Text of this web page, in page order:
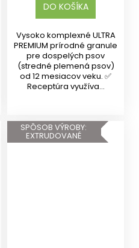
DO KOŠÍKA
Vysoko komplexné ULTRA
PREMIUM prírodné granule
pre dospelých psov
(stredné plemená psov)
od 12 mesiacov veku. ✅
Receptúra využíva...
SPÔSOB VÝROBY:
EXTRUDOVANÉ